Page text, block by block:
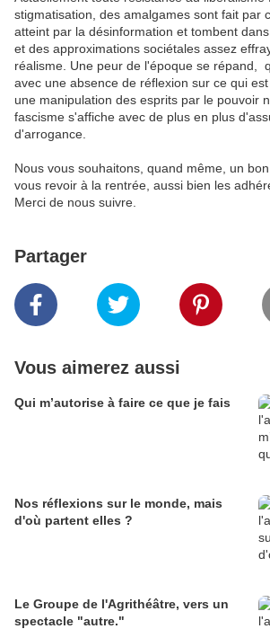
stigmatisation, des amalgames sont fait par
atteint par la désinformation et tombent
et des approximations sociétales assez
réalisme. Une peur de l'époque se répand,
avec une absence de réflexion sur ce qui
une manipulation des esprits par le pouvoir
fascisme s'affiche avec de plus en plus
d'arrogance.
Nous vous souhaitons, quand même, un
vous revoir à la rentrée, aussi bien les
Merci de nous suivre.
Partager
Vous aimerez aussi
Qui m’autorise à faire ce que je fais
Nos réflexions sur le monde, mais
d'où partent elles ?
Le Groupe de l'Agrithéâtre, vers un
spectacle "autre."